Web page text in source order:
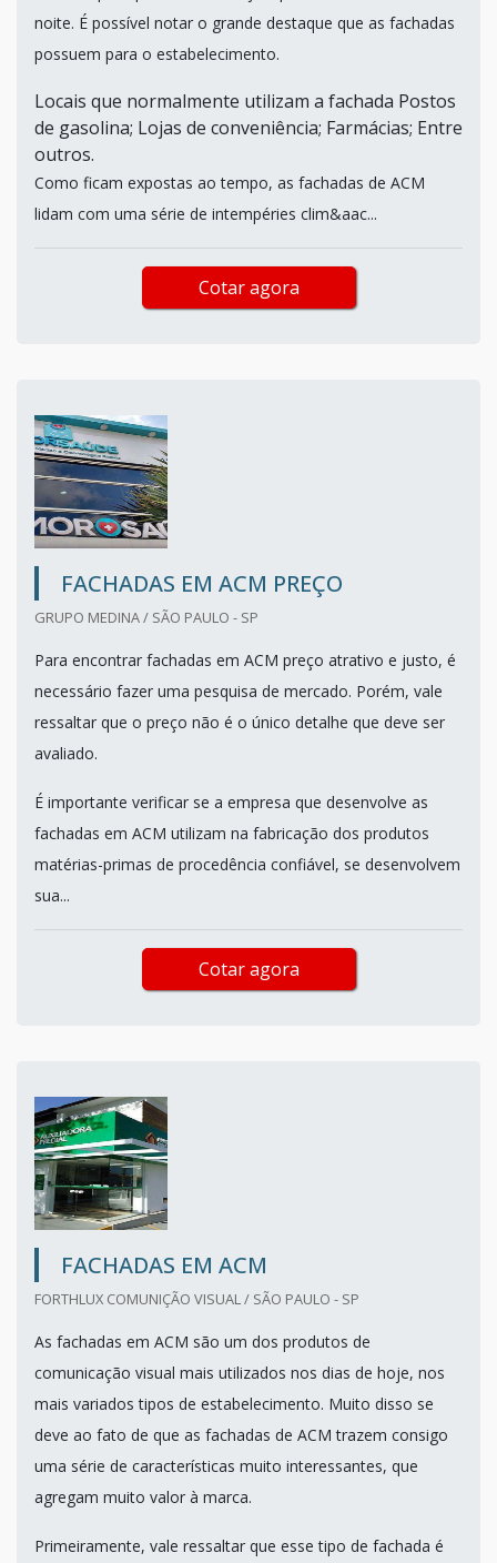
noite. É possível notar o grande destaque que as fachadas
possuem para o estabelecimento.
Locais que normalmente utilizam a fachada Postos
de gasolina; Lojas de conveniência; Farmácias; Entre
outros.
Como ficam expostas ao tempo, as fachadas de ACM
lidam com uma série de intempéries clim&aac...
Cotar agora
FACHADAS EM ACM PREÇO
GRUPO MEDINA / SÃO PAULO - SP
Para encontrar fachadas em ACM preço atrativo e justo, é
necessário fazer uma pesquisa de mercado. Porém, vale
ressaltar que o preço não é o único detalhe que deve ser
avaliado.
É importante verificar se a empresa que desenvolve as
fachadas em ACM utilizam na fabricação dos produtos
matérias-primas de procedência confiável, se desenvolvem
sua...
Cotar agora
FACHADAS EM ACM
FORTHLUX COMUNIÇÃO VISUAL / SÃO PAULO - SP
As fachadas em ACM são um dos produtos de
comunicação visual mais utilizados nos dias de hoje, nos
mais variados tipos de estabelecimento. Muito disso se
deve ao fato de que as fachadas de ACM trazem consigo
uma série de características muito interessantes, que
agregam muito valor à marca.
Primeiramente, vale ressaltar que esse tipo de fachada é